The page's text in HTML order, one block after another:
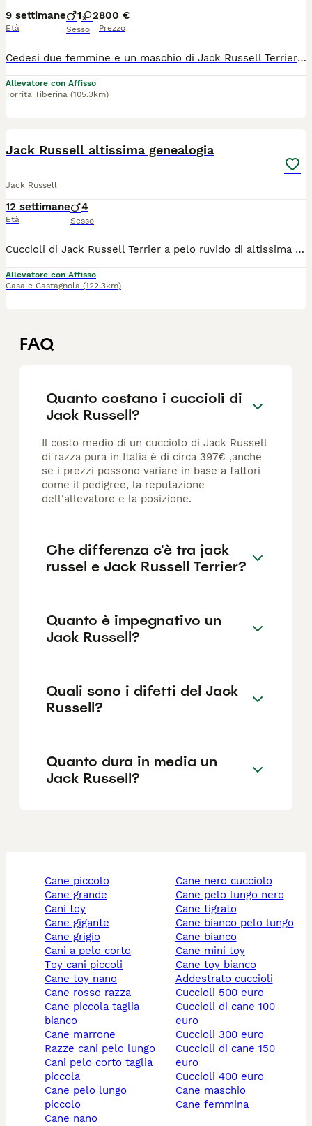
9 settimane
Età
1 2
Sesso
800 €
Prezzo
Cedesi due femmine e un maschio di Jack Russell Terrier pelo Ruvido, color bianco e fulvo e tricolore. Saranno ceduti sverminati e plurivaccinati con libretto sanitario e microchip con iscrizione al anagrafe canina effettuato, pedigree Enci. Genitori entrambi visibili e entrambi pelo Ruvido. Sono nati in casa e cresciuti con altri cani anche di taglia grande.. carattere equilibrato e molto affettuoso e molto seguiti. Seriamente interessati possono contattarmi anche su Whats app 347 4428883
Allevatore con Affisso
Torrita Tiberina (105.3km)
Jack Russell altissima genealogia
Jack Russell
12 settimane
Età
4
Sesso
Cuccioli di Jack Russell Terrier a pelo ruvido di altissima genealogia disponibili. Sono nati il 12.05.2026 e Si cedono dal 12.07.2026 completi di: vaccino, microchip, sverminazione completa, iscrizione all'anagrafe canina, pedigree ROI, kit puppy e vademecum per la sua gestione. Sono selezionati per morfologia, salute ed equilibrio. Fino al momento in cui arriveranno nelle nuove case, cresceranno in un ambiente domestico ma professionale. Per tutta la vita del cane rimaniamo a disposizione delle future famiglie per per consigli ed indicazioni. Per qualsiasi informazione e visite su appuntamento, sono raggiungibile al numero 3880534413 (Michele), potete sia telefonare che scrivere su WhatsApp. Le foto sono reali! No perditempo!
Allevatore con Affisso
Casale Castagnola (122.3km)
FAQ
Quanto costano i cuccioli di
Jack Russell?
Il costo medio di un cucciolo di Jack Russell
di razza pura in Italia è di circa 397€ ,anche
se i prezzi possono variare in base a fattori
come il pedigree, la reputazione
dell'allevatore e la posizione.
Che differenza c'è tra jack
russel e Jack Russell Terrier?
Quanto è impegnativo un
Jack Russell?
Quali sono i difetti del Jack
Russell?
Quanto dura in media un
Jack Russell?
cane piccolo
cane grande
cani toy
cane gigante
cane grigio
cani a pelo corto
toy cani piccoli
cane toy nano
cane rosso razza
cane piccola taglia
bianco
cane marrone
razze cani pelo lungo
cani pelo corto taglia
piccola
cane pelo lungo
piccolo
cane nano
cane nero cucciolo
cane pelo lungo nero
cane tigrato
cane bianco pelo lungo
cane bianco
cane mini toy
cane toy bianco
addestrato cuccioli
cuccioli 500 euro
cuccioli di cane 100
euro
cuccioli 300 euro
cuccioli di cane 150
euro
cuccioli 400 euro
cane maschio
cane femmina